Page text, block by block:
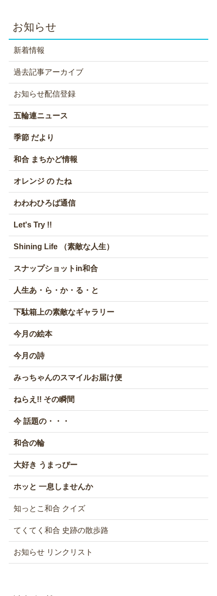
お知らせ
新着情報
過去記事アーカイブ
お知らせ配信登録
五輪連ニュース
季節 だより
和合 まちかど情報
オレンジ の たね
わわわひろば通信
Let's Try !!
Shining Life （素敵な人生）
スナップショットin和合
人生あ・ら・か・る・と
下駄箱上の素敵なギャラリー
今月の絵本
今月の詩
みっちゃんのスマイルお届け便
ねらえ!! その瞬間
今 話題の・・・
和合の輪
大好き うまっぴー
ホッと 一息しませんか
知っとこ和合 クイズ
てくてく和合 史跡の散歩路
お知らせ リンクリスト